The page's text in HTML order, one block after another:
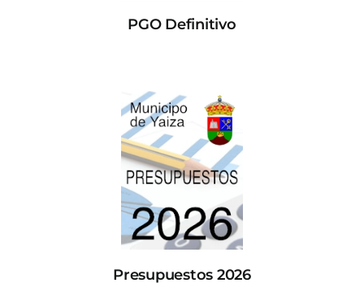
PGO Definitivo
Presupuestos 2026